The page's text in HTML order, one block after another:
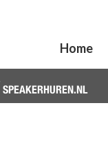
Home
SPEAKERHUREN.NL